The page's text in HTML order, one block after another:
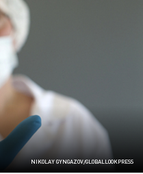
NIKOLAY GYNGAZOV/GLOBALLOOKPRESS